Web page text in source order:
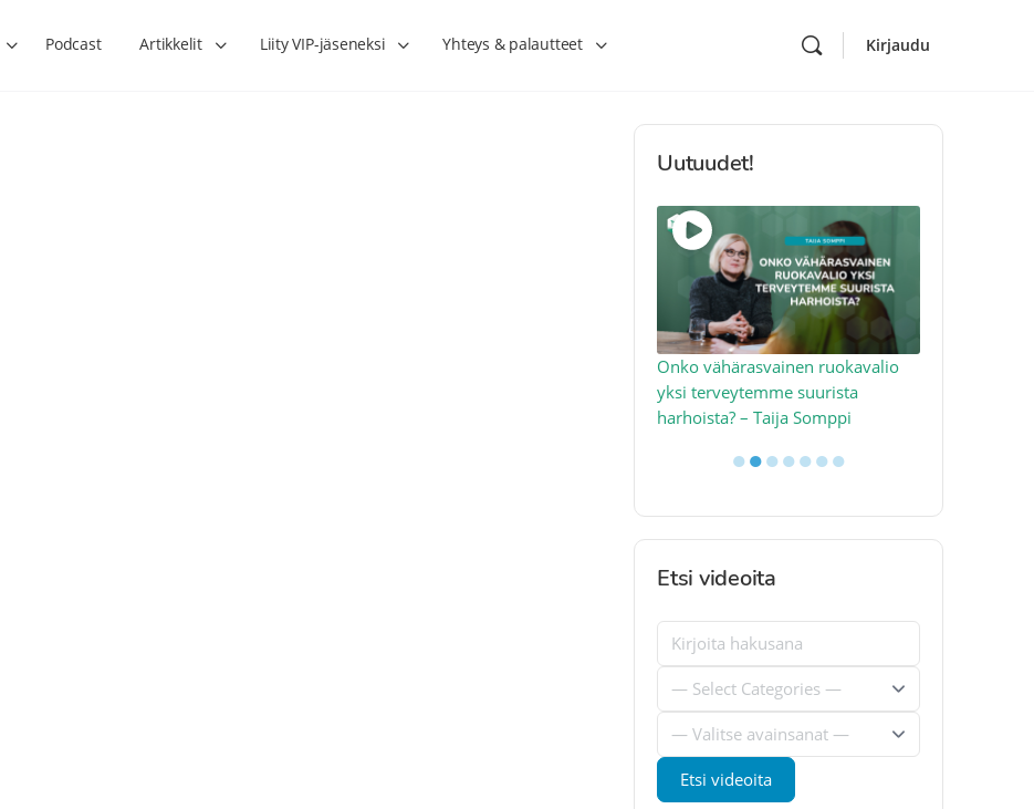
Podcast Artikkelit Liity VIP-jäseneksi Yhteys & palautteet Kirjaudu
Uutuudet!
Onko vähärasvainen ruokavalio
yksi terveytemme suurista
harhoista? – Taija Somppi
●●●●●●●
Etsi videoita